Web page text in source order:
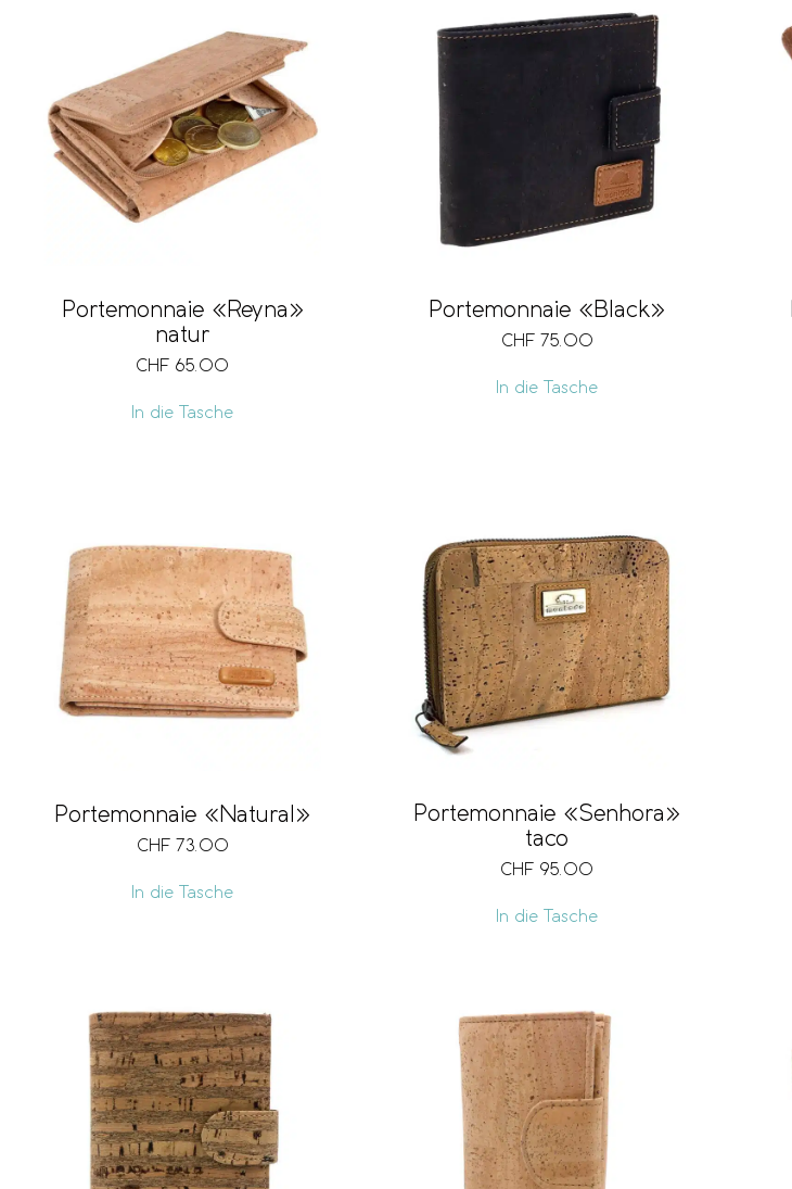
Portemonnaie «Reyna»
natur
CHF 65.00
In die Tasche
Portemonnaie «Black»
CHF 75.00
In die Tasche
Portemonnaie «Natural»
CHF 73.00
In die Tasche
Portemonnaie «Senhora»
taco
CHF 95.00
In die Tasche